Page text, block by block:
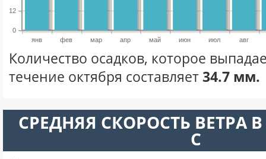
янв фев мар апр май июн июл авг
0
12
Количество осадков, которое
течение октября составляет34.7 мм.
СРЕДНЯЯ СКОРОСТЬ ВЕТРА
С